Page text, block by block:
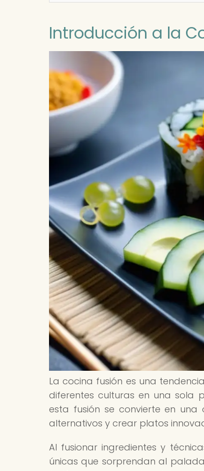
Introducción a la
La cocina fusión es una
diferentes culturas en una sola
esta fusión se convierte en
alternativos y crear platos
Al fusionar ingredientes y
únicas que sorprendan al